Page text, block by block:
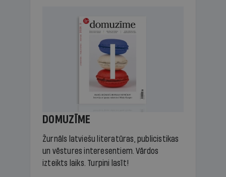
DOMUZĪME
Žurnāls latviešu literatūras, publicistikas
un vēstures interesentiem. Vārdos
izteikts laiks. Turpini lasīt!